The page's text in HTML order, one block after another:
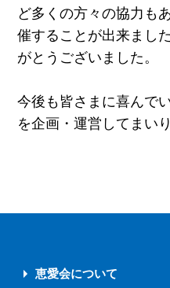
ど多くの方々の協力も
催することが出来まし
がとうございました。
今後も皆さまに喜んで
を企画・運営してまい
恵愛会について